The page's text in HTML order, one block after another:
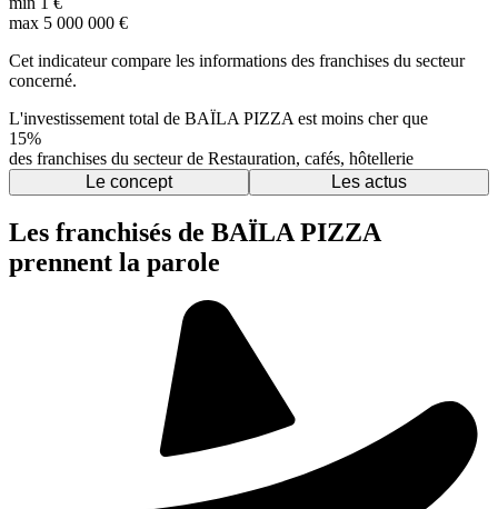
max 5 000 000 €
Cet indicateur compare les informations des franchises du secteur
concerné.
L'investissement total de BAÏLA PIZZA est moins cher que
15%
des franchises du secteur de Restauration, cafés, hôtellerie
Le concept
Les actus
Les franchisés de BAÏLA PIZZA
prennent la parole